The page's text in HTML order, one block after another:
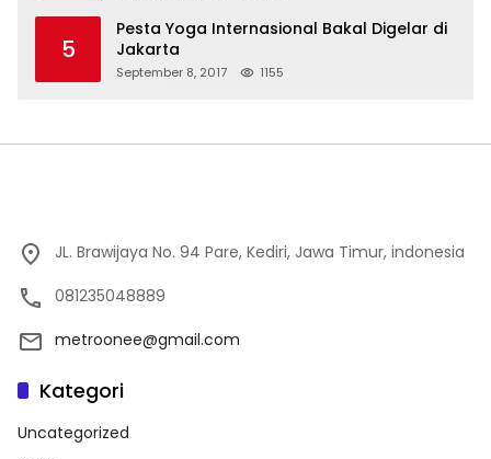
5
Pesta Yoga Internasional Bakal Digelar di
Jakarta
September 8, 2017 1155
JL. Brawijaya No. 94 Pare, Kediri, Jawa Timur, indonesia
081235048889
metroonee@gmail.com
Kategori
Uncategorized